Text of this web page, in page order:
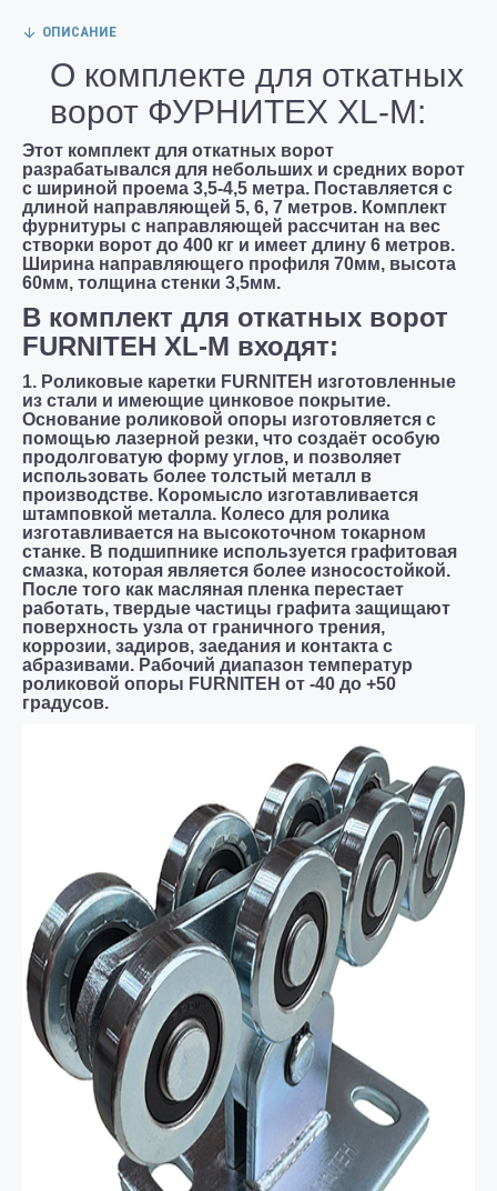
ОПИСАНИЕ
О комплекте для откатных
ворот ФУРНИТЕХ XL-M:
Этот комплект для откатных ворот
разрабатывался для небольших и средних ворот
с шириной проема 3,5-4,5 метра. Поставляется с
длиной направляющей 5, 6, 7 метров. Комплект
фурнитуры с направляющей рассчитан на вес
створки ворот до 400 кг и имеет длину 6 метров.
Ширина направляющего профиля 70мм, высота
60мм, толщина стенки 3,5мм.
В комплект для откатных ворот
FURNITEH XL-M входят:
1. Роликовые каретки FURNITEH изготовленные
из стали и имеющие цинковое покрытие.
Основание роликовой опоры изготовляется с
помощью лазерной резки, что создаёт особую
продолговатую форму углов, и позволяет
использовать более толстый металл в
производстве. Коромысло изготавливается
штамповкой металла. Колесо для ролика
изготавливается на высокоточном токарном
станке. В подшипнике используется графитовая
смазка, которая является более износостойкой.
После того как масляная пленка перестает
работать, твердые частицы графита защищают
поверхность узла от граничного трения,
коррозии, задиров, заедания и контакта с
абразивами. Рабочий диапазон температур
роликовой опоры FURNITEH от -40 до +50
градусов.